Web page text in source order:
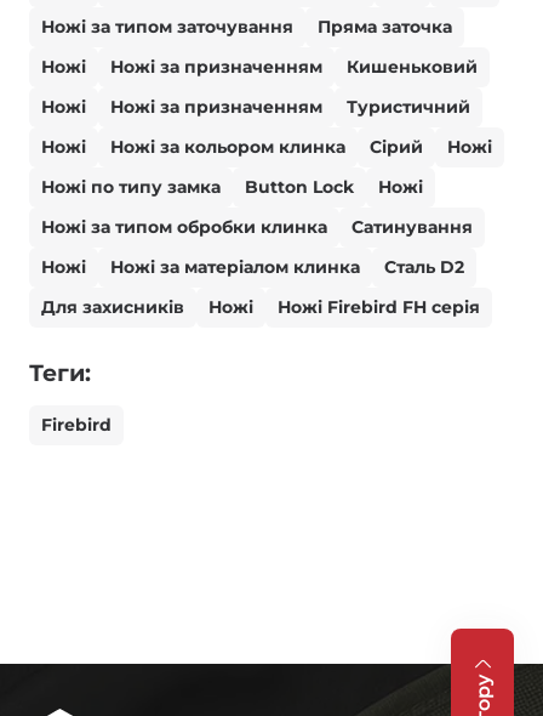
Ножі за типом заточування
Пряма заточка
Ножі
Ножі за призначенням
Кишеньковий
Ножі
Ножі за призначенням
Туристичний
Ножі
Ножі за кольором клинка Сірий
Ножі
Ножі по типу замка
Button Lock
Ножі
Ножі за типом обробки клинка
Сатинування
Ножі
Ножі за матеріалом клинка
Сталь D2
Для захисників
Ножі Ножі Firebird FH серія
Теги:
Firebird